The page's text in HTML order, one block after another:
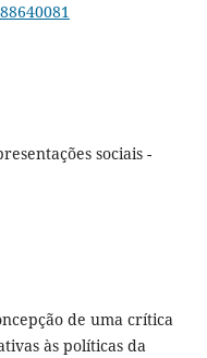
sociais -
de uma crítica
às políticas da